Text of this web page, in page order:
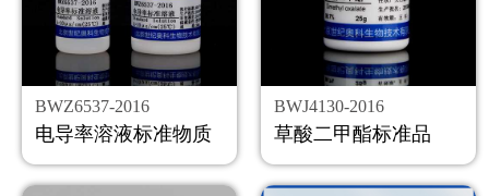
BWZ6537-2016
电导率溶液标准物质
BWJ4130-2016
草酸二甲酯标准品
购物车
会员中心
联系我们
返回主页